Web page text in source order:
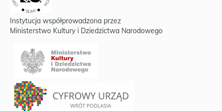
Instytucja współprowadzona przez
Ministerstwo Kultury i Dziedzictwa Narodowego